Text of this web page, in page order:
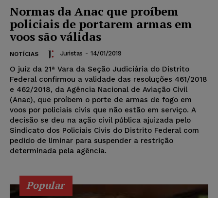
Normas da Anac que proíbem
policiais de portarem armas em
voos são válidas
NOTÍCIAS Juristas - 14/01/2019
O juiz da 21ª Vara da Seção Judiciária do Distrito
Federal confirmou a validade das resoluções 461/2018
e 462/2018, da Agência Nacional de Aviação Civil
(Anac), que proíbem o porte de armas de fogo em
voos por policiais civis que não estão em serviço. A
decisão se deu na ação civil pública ajuizada pelo
Sindicato dos Policiais Civis do Distrito Federal com
pedido de liminar para suspender a restrição
determinada pela agência.
Popular